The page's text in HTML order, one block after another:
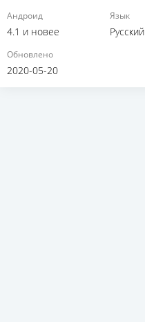
Андроид
4.1 и новее
Язык
Русский
Обновлено
2020-05-20